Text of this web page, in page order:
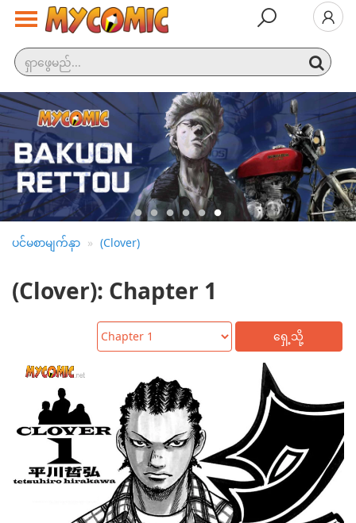
နောက်ဆုံး
ထွက်
လူကြ
ည့်
အများ
ဆုံး
အမျိုး
အစား
ထုတ်ဝေမှု
အချိန်ဇယား
အကြိုက်
ပင်မစာမျက်နှာ (Clover)
(Clover): Chapter 1
ရှေ့သို့